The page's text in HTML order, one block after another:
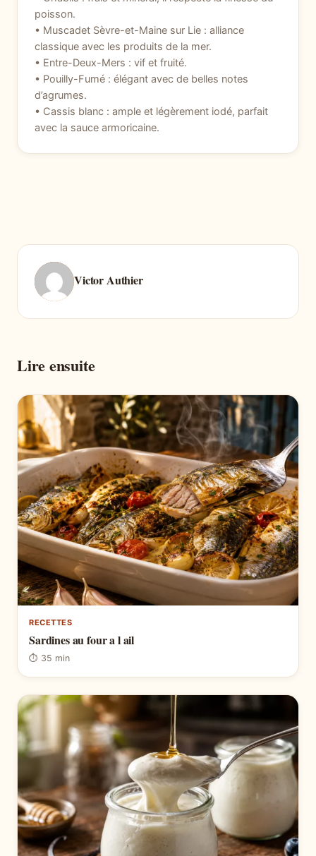
poisson.
• Muscadet Sèvre-et-Maine sur Lie : alliance
classique avec les produits de la mer.
• Entre-Deux-Mers : vif et fruité.
• Pouilly-Fumé : élégant avec de belles notes
d’agrumes.
• Cassis blanc : ample et légèrement iodé, parfait
avec la sauce armoricaine.
Victor Authier
Lire ensuite
RECETTES
Sardines au four a l ail
⏱ 35 min